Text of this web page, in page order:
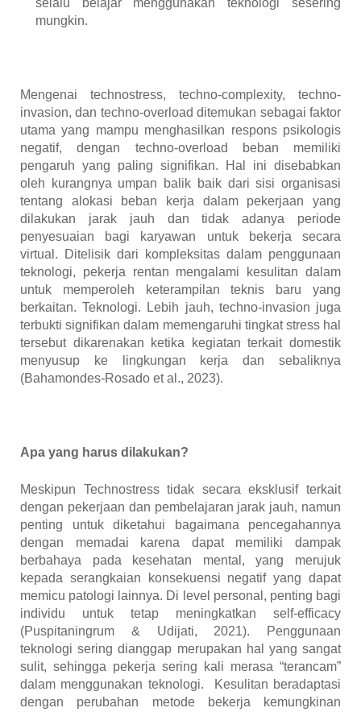
selalu belajar menggunakan teknologi sesering
mungkin.
Mengenai technostress, techno-complexity, techno-
invasion, dan techno-overload ditemukan sebagai faktor
utama yang mampu menghasilkan respons psikologis
negatif, dengan techno-overload beban memiliki
pengaruh yang paling signifikan. Hal ini disebabkan
oleh kurangnya umpan balik baik dari sisi organisasi
tentang alokasi beban kerja dalam pekerjaan yang
dilakukan jarak jauh dan tidak adanya periode
penyesuaian bagi karyawan untuk bekerja secara
virtual. Ditelisik dari kompleksitas dalam penggunaan
teknologi, pekerja rentan mengalami kesulitan dalam
untuk memperoleh keterampilan teknis baru yang
berkaitan. Teknologi. Lebih jauh, techno-invasion juga
terbukti signifikan dalam memengaruhi tingkat stress hal
tersebut dikarenakan ketika kegiatan terkait domestik
menyusup ke lingkungan kerja dan sebaliknya
(Bahamondes-Rosado et al., 2023).
Apa yang harus dilakukan?
Meskipun Technostress tidak secara eksklusif terkait
dengan pekerjaan dan pembelajaran jarak jauh, namun
penting untuk diketahui bagaimana pencegahannya
dengan memadai karena dapat memiliki dampak
berbahaya pada kesehatan mental ,yang merujuk
kepada serangkaian konsekuensi negatif yang dapat
memicu patologi lainnya. Di level personal, penting bagi
individu untuk tetap meningkatkan self-efficacy
(Puspitaningrum & Udijati, 2021). Penggunaan
teknologi sering dianggap merupakan hal yang sangat
sulit, sehingga pekerja sering kali merasa “terancam”
dalam menggunakan teknologi. Kesulitan beradaptasi
dengan perubahan metode
bekerja
kemungkinan